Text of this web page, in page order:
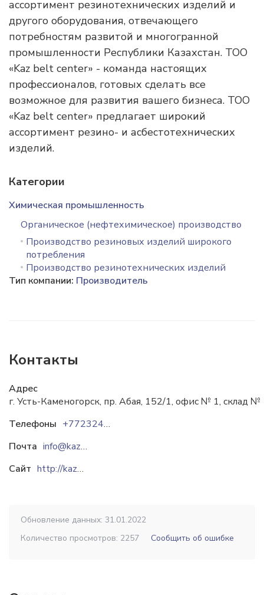
ассортимент резинотехнических изделий и
другого оборудования, отвечающего
потребностям развитой и многогранной
промышленности Республики Казахстан. ТОО
«Kaz belt center» - команда настоящих
профессионалов, готовых сделать все
возможное для развития вашего бизнеса. ТОО
«Kaz belt center» предлагает широкий
ассортимент резино- и асбестотехнических
изделий.
Категории
Химическая промышленность
Органическое (нефтехимическое) производство
Производство резиновых изделий широкого
потребления
Производство резинотехнических изделий
Тип компании: Производитель
Контакты
Адрес
г. Усть-Каменогорск, пр. Абая, 152/1, офис № 1, склад №
Телефоны
+77232412329
Почта
info@kazbelt.kz
Сайт
http://kazbelt.kz
Обновление данных: 31.01.2022
Количество просмотров: 2257
Сообщить об ошибке